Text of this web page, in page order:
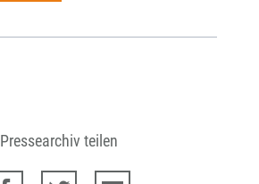
Pressearchiv teilen